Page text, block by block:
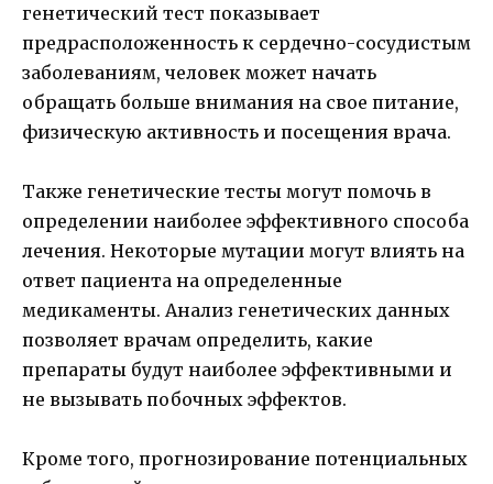
генетический тест показывает
предрасположенность к сердечно-сосудистым
заболеваниям, человек может начать
обращать больше внимания на свое питание,
физическую активность и посещения врача.
Также генетические тесты могут помочь в
определении наиболее эффективного способа
лечения. Некоторые мутации могут влиять на
ответ пациента на определенные
медикаменты. Анализ генетических данных
позволяет врачам определить, какие
препараты будут наиболее эффективными и
не вызывать побочных эффектов.
Кроме того, прогнозирование потенциальных